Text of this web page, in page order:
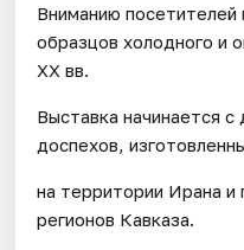
Вниманию
образцов холодного и
XX вв.
Выставка начинается
доспехов,
на территории Ирана и
регионов Кавказа.